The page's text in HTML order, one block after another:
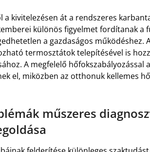
kivitelezésen át a rendszeres
különös figyelmet fordítanak a
a gazdaságos működéshez.
termosztátok telepítésével is
A megfelelő hőfokszabályozással
el, miközben az otthonuk kellemes
műszeres